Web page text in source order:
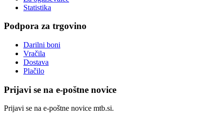
Statistika
Podpora za trgovino
Darilni boni
Vračila
Dostava
Plačilo
Prijavi se na e-poštne novice
Prijavi se na e-poštne novice mtb.si.